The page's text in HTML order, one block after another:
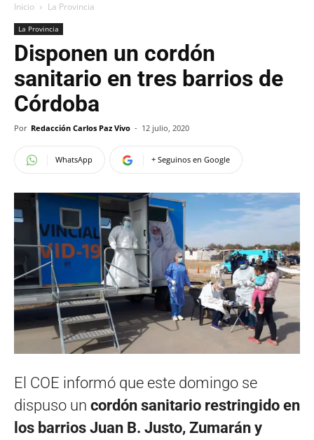
Inicio La Provincia
La Provincia
Disponen un cordón
sanitario en tres barrios de
Córdoba
Por Redacción Carlos Paz Vivo - 12 julio, 2020
WhatsApp + Seguinos en Google
El COE informó que este domingo se
dispuso un cordón sanitario restringido en
los barrios Juan B. Justo, Zumarán y